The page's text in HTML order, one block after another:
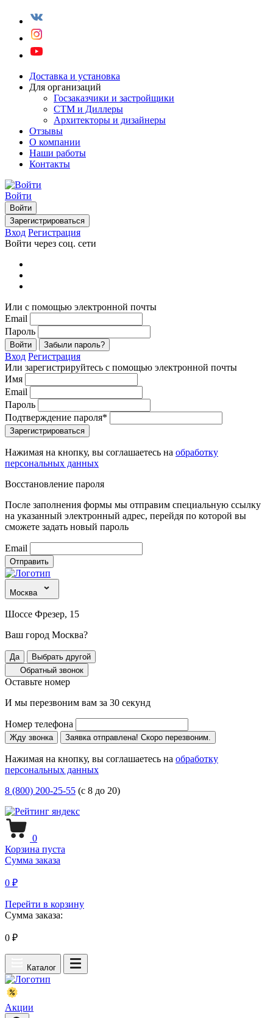
Доставка и установка
Для организаций
Госзаказчики и застройщики
СТМ и Диллеры
Архитекторы и дизайнеры
Отзывы
О компании
Наши работы
Контакты
Войти
Войти
Зарегистрироваться
Вход Регистрация
Войти через соц. сети
Или с помощью электронной почты
Email
Пароль
Войти Забыли пароль?
Вход Регистрация
Или зарегистрируйтесь с помощью электронной почты
Имя
Email
Пароль
Подтверждение пароля*
Зарегистрироваться
Нажимая на кнопку, вы соглашаетесь на обработку
персональных данных
Восстановление пароля
После заполнения формы мы отправим специальную ссылку
на указанный электронный адрес, перейдя по которой вы
сможете задать новый пароль
Email
Отправить
Москва
Шоссе Фрезер, 15
Ваш город Москва?
Да
Выбрать другой
Обратный звонок
Оставьте номер
И мы перезвоним вам за 30 секунд
Номер телефона
Жду звонка Заявка отправлена! Скоро перезвоним.
Нажимая на кнопку, вы соглашаетесь на обработку
персональных данных
8 (800) 200-25-55 (с 8 до 20)
0
Корзина пуста
Сумма заказа
0 ₽
Перейти в корзину
Сумма заказа:
0 ₽
Каталог
Акции